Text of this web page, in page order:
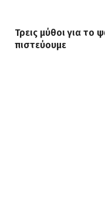
Τρεις μύθοι για το
πιστεύουμε